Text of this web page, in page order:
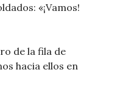
«¡Vamos!
de la fila de
hacia ellos en